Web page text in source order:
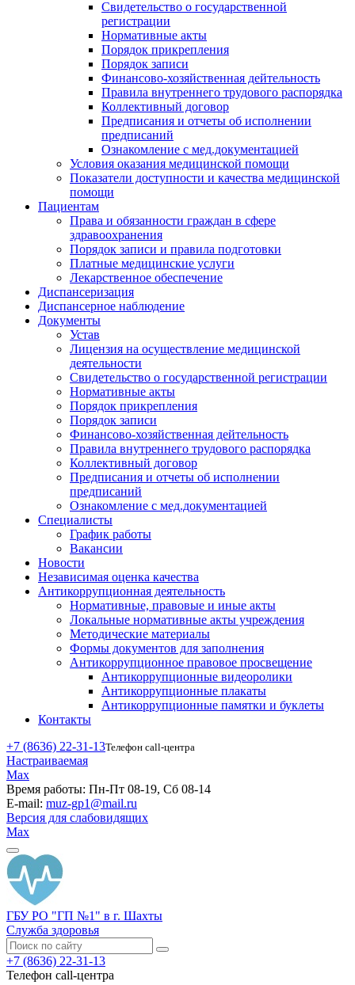
Свидетельство о государственной
регистрации
Нормативные акты
Порядок прикрепления
Порядок записи
Финансово-хозяйственная дейтельность
Правила внутреннего трудового распорядка
Коллективный договор
Предписания и отчеты об исполнении
предписаний
Ознакомление с мед.документацией
Условия оказания медицинской помощи
Показатели доступности и качества медицинской
помощи
Пациентам
Права и обязанности граждан в сфере
здравоохранения
Порядок записи и правила подготовки
Платные медицинские услуги
Лекарственное обеспечение
Диспансеризация
Диспансерное наблюдение
Документы
Устав
Лицензия на осуществление медицинской
деятельности
Свидетельство о государственной регистрации
Нормативные акты
Порядок прикрепления
Порядок записи
Финансово-хозяйственная дейтельность
Правила внутреннего трудового распорядка
Коллективный договор
Предписания и отчеты об исполнении
предписаний
Ознакомление с мед.документацией
Специалисты
График работы
Вакансии
Новости
Независимая оценка качества
Антикоррупционная деятельность
Нормативные, правовые и иные акты
Локальные нормативные акты учреждения
Методические материалы
Формы документов для заполнения
Антикоррупционное правовое просвещение
Антикоррупционные видеоролики
Антикоррупционные плакаты
Антикоррупционные памятки и буклеты
Контакты
+7 (8636) 22-31-13Телефон call-центра
Настраиваемая
Max
Время работы: Пн-Пт 08-19, Сб 08-14
E-mail: muz-gp1@mail.ru
Версия для слабовидящих
Max
ГБУ РО "ГП №1" в г. Шахты
Служба здоровья
+7 (8636) 22-31-13
Телефон call-центра